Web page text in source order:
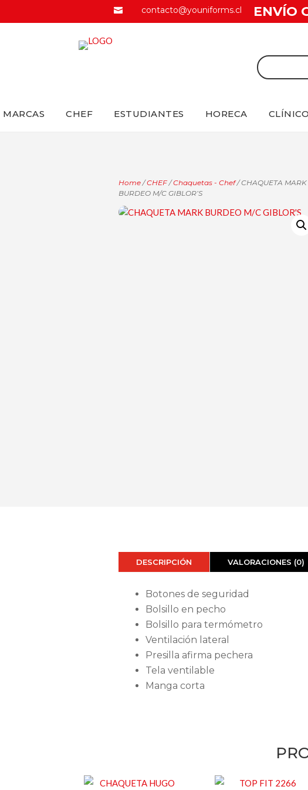
 contacto@youniforms.cl ENVÍO
MARCAS CHEF ESTUDIANTES HORECA CLÍNICO
Home/CHEF/Chaquetas - Chef/ CHAQUETA MARK
BURDEO M/C GIBLOR’S
DESCRIPCIÓN VALORACIONES (0)
Botones de seguridad
Bolsillo en pecho
Bolsillo para termómetro
Ventilación lateral
Presilla afirma pechera
Tela ventilable
Manga corta